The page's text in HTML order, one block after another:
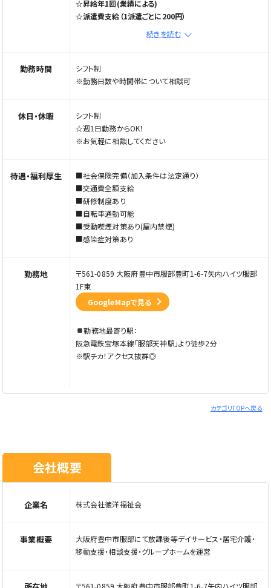
将来的にお任せする業務
・慣れてきたら少しずつ担当利用者様をお任せ
※希望に応じてステップアップ可能です
◉ 最初は必ず同行研修からスタート
◉ 困ったときはすぐに相談できる環境
◉ 定期的なフォロー面談あり
株式会社徳洋福祉会
電話応募の際は「Elabel(えらべる求人サイト)」を見た。とお
伝えください。
※ハローワークで仕事をお探しの方もご連絡ください！
※ご応募の際は「Elabel（エラベル）を見た」とお伝えくださ
☆昇給年1回(業績による)
☆派遣費支給（1派遣ごとに200円）
※現スタッフ平均：2〜3派遣400円〜600円
続きを読む
勤務時間
シフト制
※勤務日数や時間帯について相談可
休日・休暇
シフト制
☆週1日勤務からOK！
※お気軽に相談してください
待遇・福利厚生
■社会保険完備（加入条件は法定通り）
■交通費全額支給
■研修制度あり
■自転車通勤可能
■受動喫煙対策あり(屋内禁煙)
■感染症対策あり
勤務地
〒561-0859 大阪府豊中市服部豊町1-6-7矢内ハイツ服部
1F東
GoogleMapで見る
勤務地最寄り駅：
阪急電鉄宝塚本線「服部天神駅」より徒歩2分
※駅チカ！アクセス抜群◎
カテゴリTOPへ戻る
会社概要
企業名 株式会社徳洋福祉会
事業概要
大阪府豊中市服部にて放課後等デイサービス・居宅介護・
移動支援・相談支援・グループホームを運営
〒561-0859 大阪府豊中市服部豊町1-6-7矢内ハイツ服部